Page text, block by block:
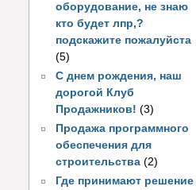
оборудование, не знаю
кто будет лпр,?
подскажите пожалуйста
(5)
С днем рождения, наш
дорогой Клуб
Продажников! (3)
Продажа программного
обеспечения для
строительства (2)
Где принимают решение